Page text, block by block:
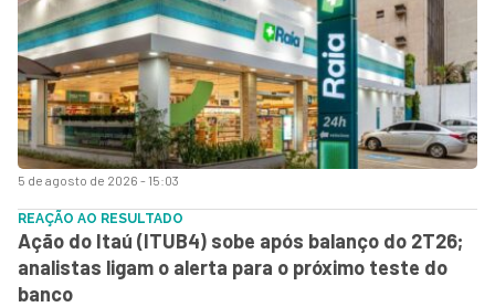
5 de agosto de 2026 - 15:03
REAÇÃO AO RESULTADO
Ação do Itaú (ITUB4) sobe após balanço do 2T26;
analistas ligam o alerta para o próximo teste do
banco